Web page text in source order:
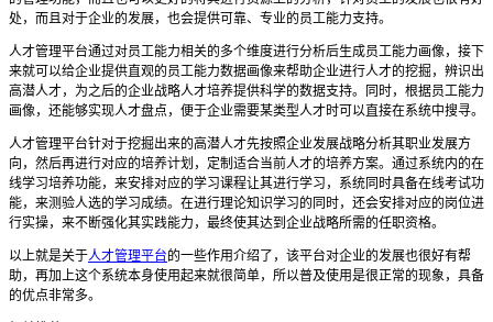
处，而且对于企业的发展，也会提供可靠、专业的员工能力支持。
人才管理平台通过对员工能力相关的多个维度进行分析后生成员工能力画像，接下
来就可以给企业提供直观的员工能力数据画像来帮助企业进行人才的挖掘，辨识出
高潜人才，为之后的企业战略人才培养提供科学的数据支持。同时，根据员工能力
画像，还能够实现人才盘点，便于企业需要某类型人才时可以直接在系统中搜寻。
人才管理平台针对于挖掘出来的高潜人才先按照企业发展战略分析其职业发展方
向，然后再进行对应的培养计划，定制适合当前人才的培养方案。通过系统内的在
线学习培养功能，来安排对应的学习课程让其进行学习，系统同时具备在线考试功
能，来测验人选的学习成绩。在进行理论知识学习的同时，还会安排对应的岗位进
行实操，来不断强化其实践能力，最终使其达到企业战略所需的任职资格。
以上就是关于人才管理平台的一些作用介绍了，该平台对企业的发展也很好有帮
助，再加上这个系统本身使用起来就很简单，所以普及使用是很正常的现象，具备
的优点非常多。